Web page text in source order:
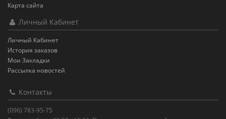
Карта сайта
Личный Кабинет
Личный Кабинет
История заказов
Мои Закладки
Рассылка новостей
Контакты
(096) 783-95-75